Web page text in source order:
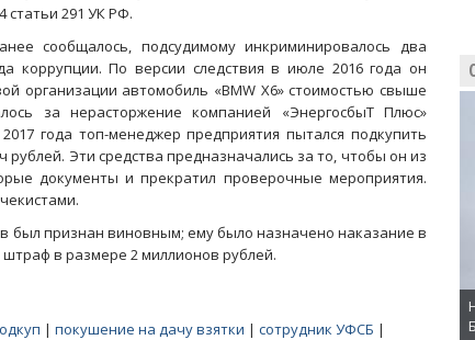
статьи 291 УК РФ.
сообщалось, подсудимому инкриминировалось два
коррупции. По версии следствия в июле 2016 года он
организации автомобиль «BMW X6» стоимостью свыше
за нерасторжение компанией «ЭнергосбыТ Плюс»
года топ-менеджер предприятия пытался подкупить
Эти средства предназначались за то, чтобы он из
документы и прекратил проверочные мероприятия.
был признан виновным; ему было назначено наказание в
штраф в размере 2 миллионов рублей.
| покушение на дачу взятки | сотрудник УФСБ |